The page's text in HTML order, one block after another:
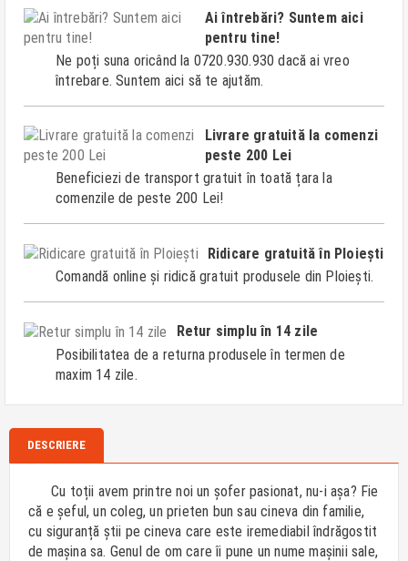
Ai întrebări? Suntem aici
pentru tine!
Ne poți suna oricând la 0720.930.930 dacă ai vreo
întrebare. Suntem aici să te ajutăm.
Livrare gratuită la comenzi
peste 200 Lei
Beneficiezi de transport gratuit în toată țara la
comenzile de peste 200 Lei!
Ridicare gratuită în Ploiești
Comandă online și ridică gratuit produsele din Ploiești.
Retur simplu în 14 zile
Posibilitatea de a returna produsele în termen de
maxim 14 zile.
DESCRIERE
Cu toții avem printre noi un șofer pasionat, nu-i așa? Fie
că e șeful, un coleg, un prieten bun sau cineva din familie,
cu siguranță știi pe cineva care este iremediabil îndrăgostit
de mașina sa. Genul de om care îi pune un nume mașinii sale,